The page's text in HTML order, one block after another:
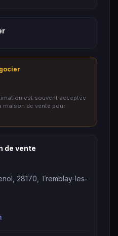
est souvent acceptée
maison de vente pour
de vente
28170, Tremblay-les-